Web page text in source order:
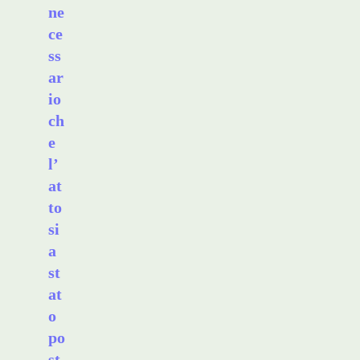
ne
ce
ss
ar
io
ch
e
l’
at
to
si
a
st
at
o
po